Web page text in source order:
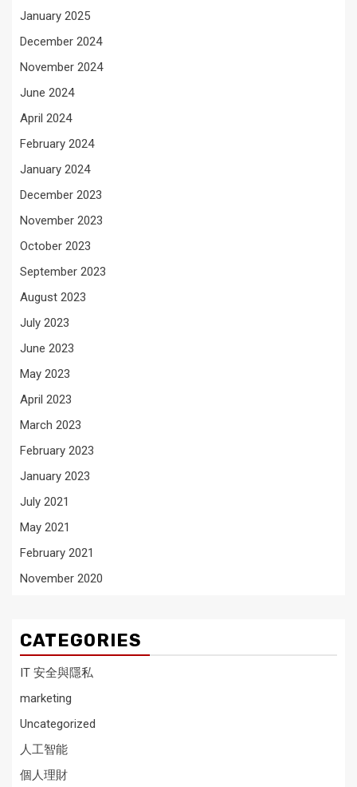
January 2025
December 2024
November 2024
June 2024
April 2024
February 2024
January 2024
December 2023
November 2023
October 2023
September 2023
August 2023
July 2023
June 2023
May 2023
April 2023
March 2023
February 2023
January 2023
July 2021
May 2021
February 2021
November 2020
CATEGORIES
IT 安全與隱私
marketing
Uncategorized
人工智能
個人理財